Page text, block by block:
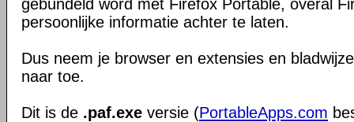
gebundeld word met Firefox Portable, overal
persoonlijke informatie achter te laten.
Dus neem je browser en extensies en
naar toe.
Dit is de .paf.exe versie (PortableApps.com